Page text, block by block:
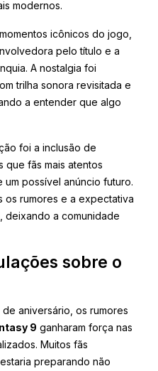
modernos.
icônicos do jogo,
pelo título e a
A nostalgia foi
trilha sonora revisitada e
a entender que algo
foi a inclusão de
que fãs mais atentos
possível anúncio futuro.
os rumores e a expectativa
deixando a comunidade
sobre o
aniversário, os rumores
9 ganharam força nas
Muitos fãs
preparando não